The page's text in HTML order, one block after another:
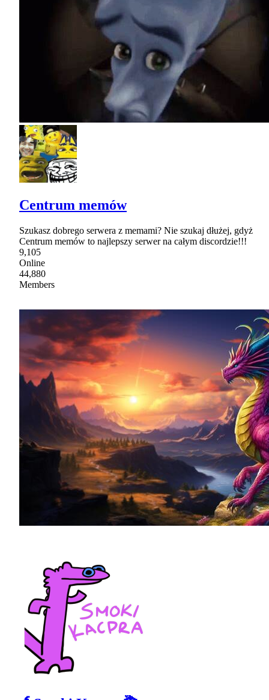
Centrum memów
Szukasz dobrego serwera z memami? Nie szukaj dłużej, gdyż
Centrum memów to najlepszy serwer na całym discordzie!!!
9,105
Online
44,880
Members